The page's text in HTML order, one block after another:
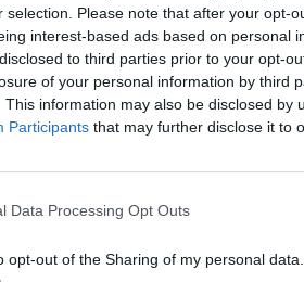
selection. Please note that after your opt-
interest-based ads based on personal
to third parties prior to your opt-
of your personal information by third
This information may also be disclosed by
Participants that may further disclose it to
Data Processing Opt Outs
opt-out of the Sharing of my personal data.
Bástya 13
Loki SE
Sörkert SE 13
13
13
HOZZÁ!